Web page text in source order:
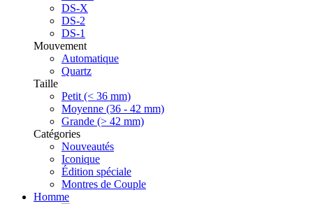
DS-X
DS-2
DS-1
Mouvement
Automatique
Quartz
Taille
Petit (< 36 mm)
Moyenne (36 - 42 mm)
Grande (> 42 mm)
Catégories
Nouveautés
Iconique
Édition spéciale
Montres de Couple
Homme